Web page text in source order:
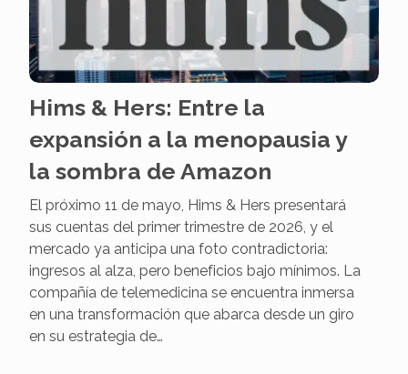
Hims & Hers: Entre la
expansión a la menopausia y
la sombra de Amazon
El próximo 11 de mayo, Hims & Hers presentará
sus cuentas del primer trimestre de 2026, y el
mercado ya anticipa una foto contradictoria:
ingresos al alza, pero beneficios bajo mínimos. La
compañía de telemedicina se encuentra inmersa
en una transformación que abarca desde un giro
en su estrategia de…